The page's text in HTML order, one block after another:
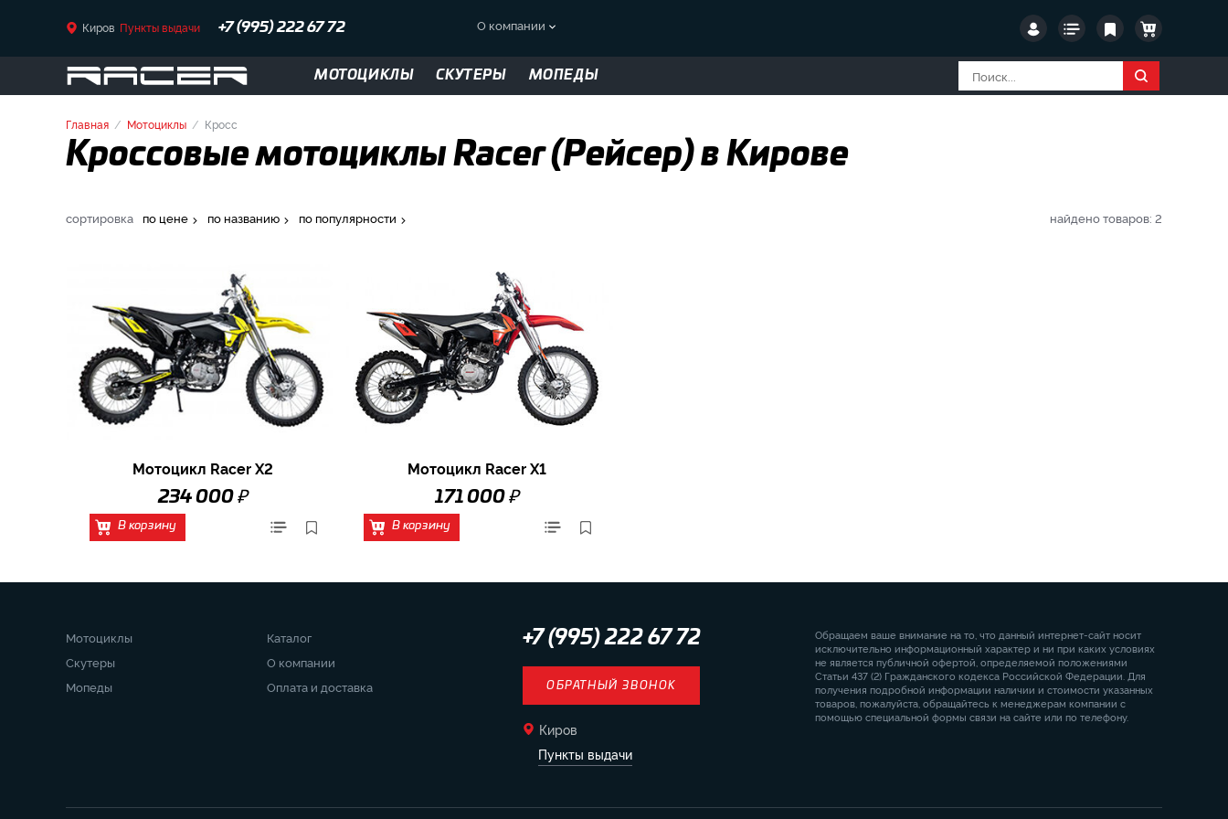
Киров Пункты выдачи +7 (995) 222 67 72 О компании
МОТОЦИКЛЫ СКУТЕРЫ МОПЕДЫ
Главная Мотоциклы Кросс
Кроссовые мотоциклы Racer (Рейсер) в Кирове
сортировка по цене по названию по популярности найдено товаров: 2
Мотоцикл Racer X2
234 000 ₽
В корзину
Мотоцикл Racer X1
171 000 ₽
В корзину
Мотоциклы
Скутеры
Мопеды
Каталог
О компании
Оплата и доставка
+7 (995) 222 67 72
ОБРАТНЫЙ ЗВОНОК
Киров
Пункты выдачи
Обращаем ваше внимание на то, что данный интернет-сайт носит
исключительно информационный характер и ни при каких условиях
не является публичной офертой, определяемой положениями
Статьи 437 (2) Гражданского кодекса Российской Федерации. Для
получения подробной информации наличии и стоимости указанных
товаров, пожалуйста, обращайтесь к менеджерам компании с
помощью специальной формы связи на сайте или по телефону.